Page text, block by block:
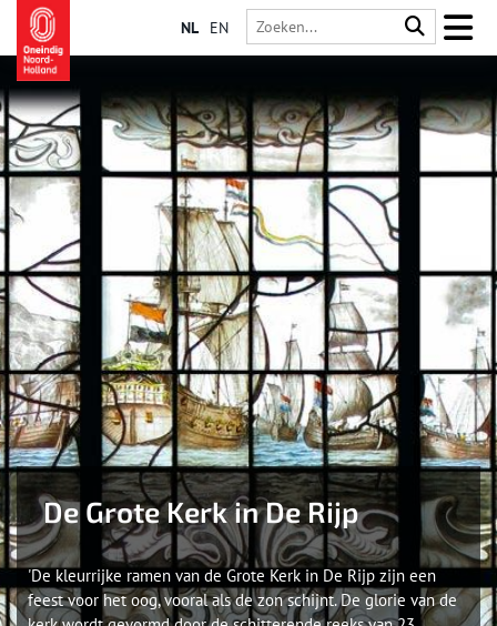
NL EN
De Grote Kerk in De Rijp
'De kleurrijke ramen van de Grote Kerk in De Rijp zijn een
feest voor het oog, vooral als de zon schijnt. De glorie van de